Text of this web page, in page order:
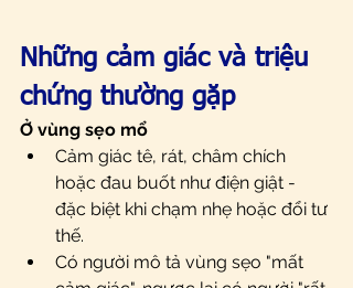
Những cảm giác và triệu
chứng thường gặp
Ở vùng sẹo mổ
Cảm giác tê, rát, châm chích
hoặc đau buốt như điện giật -
đặc biệt khi chạm nhẹ hoặc đổi tư
thế.
Có người mô tả vùng sẹo "mất